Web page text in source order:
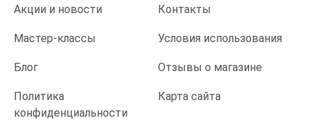
Акции и новости Контакты
Мастер-классы Условия использования
Блог Отзывы о магазине
Политика
конфиденциальности
Карта сайта